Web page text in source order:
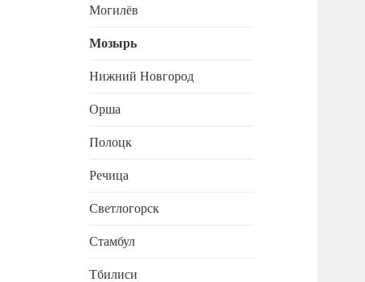
Могилёв
Мозырь
Нижний Новгород
Орша
Полоцк
Речица
Светлогорск
Стамбул
Тбилиси